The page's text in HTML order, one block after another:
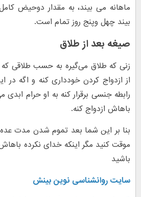
ماهانه مى بیند، به مقدار دوحیض
بیند چهل وپنج روز تمام است.
صیغه بعد از طلاق
زنی که طلاق می‌گیره به حسب طلاقی که
از ازدواج کردن خودداری کنه و اگه در
رابطه جنسی برقرار کنه به او حرام
باهاش ازدواج کنه.
بنا بر این شما بعد تموم شدن مدت
موقت کنید مگر اینکه خدای نکرده
باشید
سایت روانشناسی نوین بینش